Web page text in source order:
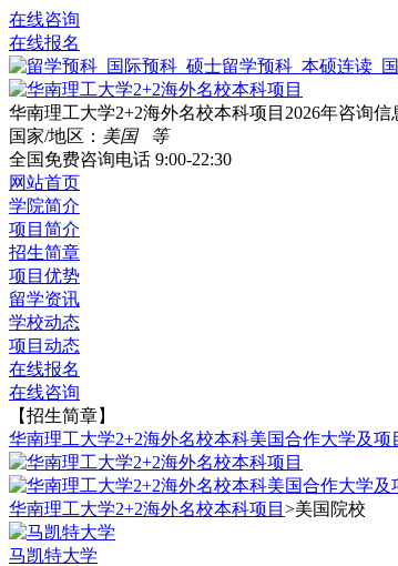
在线咨询
在线报名
华南理工大学2+2海外名校本科项目2026年咨询信
国家/地区： 美国 等
全国免费咨询电话 9:00-22:30
网站首页
学院简介
项目简介
招生简章
项目优势
留学资讯
学校动态
项目动态
在线报名
在线咨询
【招生简章】
华南理工大学2+2海外名校本科美国合作大学及项
华南理工大学2+2海外名校本科项目 >美国院校
马凯特大学